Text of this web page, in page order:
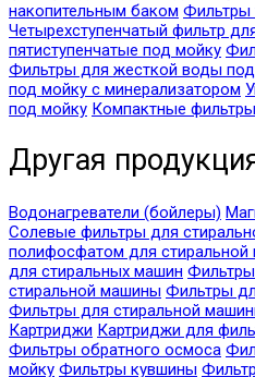
накопительным баком Фильтры
Четырехступенчатый фильтр
пятиступенчатые под мойку
Фильтры для жесткой воды
под мойку с минерализатором
под мойку Компактные
Другая
Водонагреватели (бойлеры)
Солевые фильтры для
полифосфатом для
для стиральных машин
стиральной машины Фильтры
Фильтры для стиральной
Картриджи Картриджи для
Фильтры обратного осмоса
мойку Фильтры кувшины